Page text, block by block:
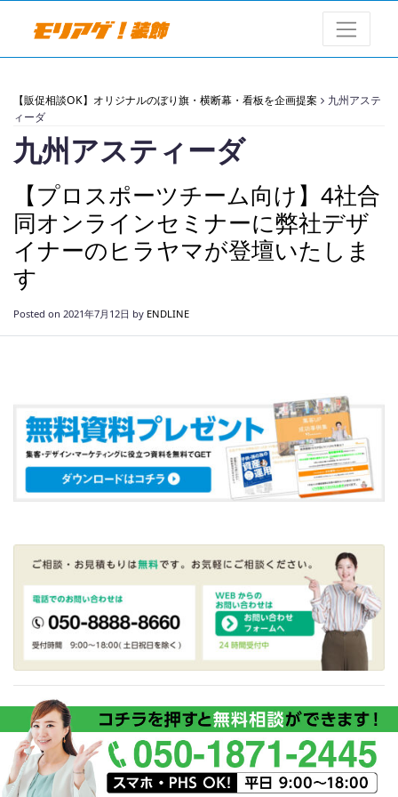
【販促相談OK】オリジナルのぼり旗・横断幕・看板を企画提案
九州アステ
ィーダ
九州アスティーダ
【プロスポーツチーム向け】4社合
同オンラインセミナーに弊社デザ
イナーのヒラヤマが登壇いたしま
す
Posted on 2021年7月12日 by ENDLINE
HOME 商品案内ブログ 会社概要 プライバシーポリシー お問合せ
2016 Copyright © ENDLINE Co.,Ltd. All right reserved.